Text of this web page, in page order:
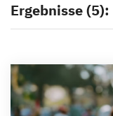
Ergebnisse (5):